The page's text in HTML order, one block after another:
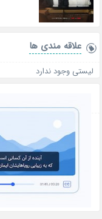
علاقه‌ مندی ها
لیستی وجود ندارد